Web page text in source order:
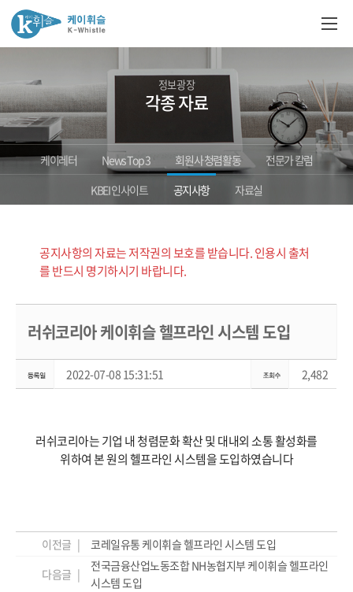
정보광장
각종 자료
케이레터 News Top 3 회원사 청렴활동
전문가 칼럼
KBEI 인사이트
공지사항 자료실
공지사항의 자료는 저작권의 보호를 받습니다. 인용시 출처
를 반드시 명기하시기 바랍니다.
러쉬코리아 케이휘슬 헬프라인 시스템 도입
2022-07-08 15:31:51 2,482
러쉬코리아는 기업 내 청렴문화 확산 및 대내외 소통 활성화를
위하여 본 원의 헬프라인 시스템을 도입하였습니다
이전글 |
코레일유통 케이휘슬 헬프라인 시스템 도입
다음글 |
전국금융산업노동조합 NH농협지부 케이휘슬 헬프라인
시스템 도입